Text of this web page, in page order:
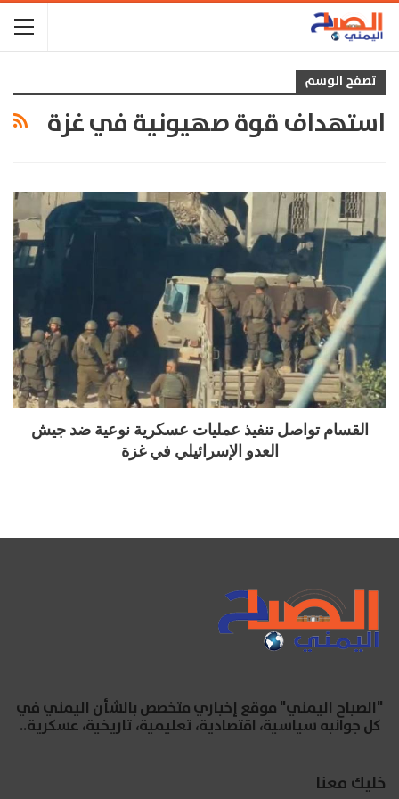
تصفح الوسم
استهداف قوة صهيونية في غزة
القسام تواصل تنفيذ عمليات عسكرية نوعية ضد جيش
العدو الإسرائيلي في غزة
"الصباح اليمني" موقع إخباري متخصص بالشأن اليمني في
كل جوانبه سياسية، اقتصادية، تعليمية، تاريخية، عسكرية..
خليك معنا